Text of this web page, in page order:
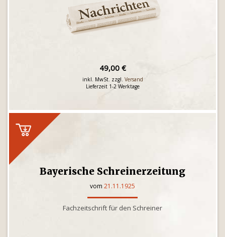
49,00 €
inkl. MwSt. zzgl. Versand
Lieferzeit 1-2 Werktage
Bayerische Schreinerzeitung
vom 21.11.1925
Fachzeitschrift für den Schreiner